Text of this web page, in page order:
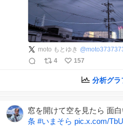
moto もとゆき @
4
157
分析グラ
窓を開けて空を見たら 面
条 #いまそら pic.x.com/